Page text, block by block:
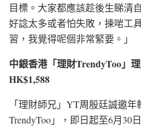
目標。大家都應該趁後生睇清
好諗太多或者怕失敗，揀啱工
習，我覺得呢個非常緊要。」
中銀香港「理財TrendyToo」
HK$1,588
「理財師兄」YT周殷廷誠邀
TrendyToo」，即日起至6月30